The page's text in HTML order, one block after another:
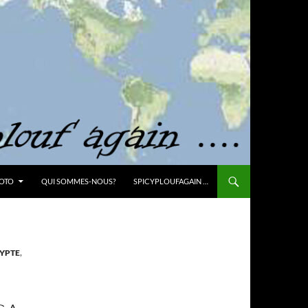
QUI SOMMES-NOUS? SPICYPLOUFAGAIN …
,